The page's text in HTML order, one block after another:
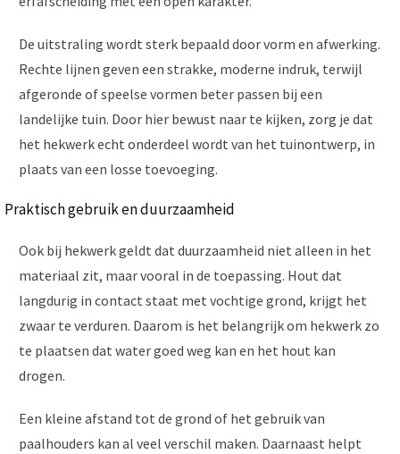
De uitstraling wordt sterk bepaald door vorm en afwerking.
Rechte lijnen geven een strakke, moderne indruk, terwijl
afgeronde of speelse vormen beter passen bij een
landelijke tuin. Door hier bewust naar te kijken, zorg je dat
het hekwerk echt onderdeel wordt van het tuinontwerp, in
plaats van een losse toevoeging.
Praktisch gebruik en duurzaamheid
Ook bij hekwerk geldt dat duurzaamheid niet alleen in het
materiaal zit, maar vooral in de toepassing. Hout dat
langdurig in contact staat met vochtige grond, krijgt het
zwaar te verduren. Daarom is het belangrijk om hekwerk zo
te plaatsen dat water goed weg kan en het hout kan
drogen.
Een kleine afstand tot de grond of het gebruik van
paalhouders kan al veel verschil maken. Daarnaast helpt